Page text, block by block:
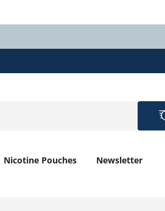
Nicotine Pouches Newsletter